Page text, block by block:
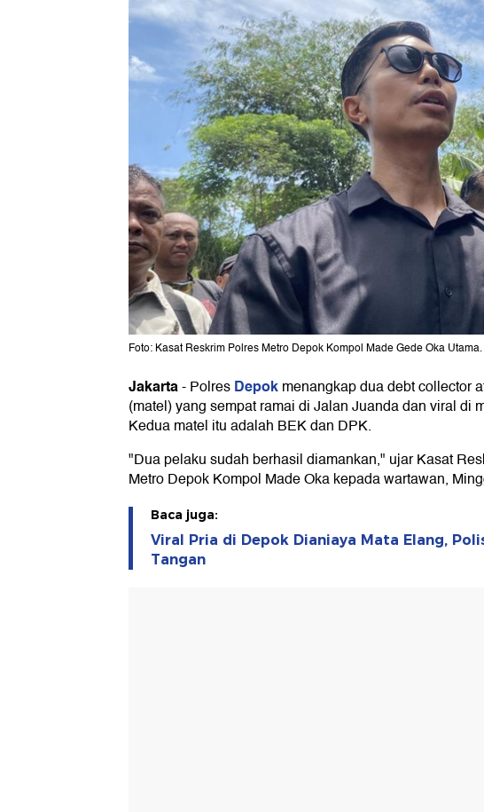
Foto: Kasat Reskrim Polres Metro Depok Kompol Made Gede Oka
Jakarta-PolresDepokmenangkap dua debt collector
(matel) yang sempat ramai di Jalan Juanda dan viral di
Kedua matel itu adalah BEK dan DPK.
"Dua pelaku sudah berhasil diamankan," ujar Kasat
Metro Depok Kompol Made Oka kepada wartawan,
Baca juga:
Viral Pria di Depok Dianiaya Mata Elang,
Tangan